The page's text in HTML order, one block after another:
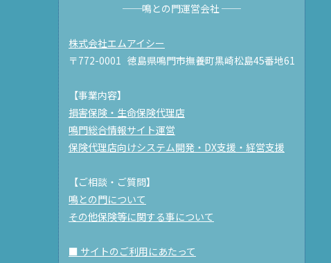
──鳴との門運営会社 ──
株式会社エムアイシー
〒772-0001 徳島県鳴門市撫養町黒崎松島45番地61
【事業内容】
損害保険・生命保険代理店
鳴門総合情報サイト運営
保険代理店向けシステム開発・DX支援・経営支援
【ご相談・ご質問】
鳴との門について
その他保険等に関する事について
■ サイトのご利用にあたって